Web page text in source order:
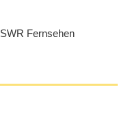
SWR Fernsehen